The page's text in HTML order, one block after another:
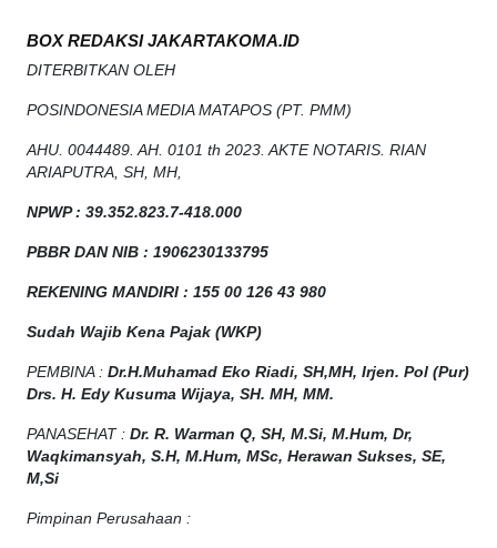
BOX REDAKSI JAKARTAKOMA.ID
DITERBITKAN OLEH
POSINDONESIA MEDIA MATAPOS (PT. PMM)
AHU. 0044489. AH. 0101 th 2023. AKTE NOTARIS. RIAN
ARIAPUTRA, SH, MH,
NPWP: 39.352.823.7-418.000
PBBR DAN NIB : 1906230133795
REKENING MANDIRI : 155 00 126 43 980
Sudah Wajib Kena Pajak (WKP)
PEMBINA : Dr.H.Muhamad Eko Riadi, SH,MH, Irjen. Pol (Pur)
Drs. H. Edy Kusuma Wijaya, SH. MH, MM.
PANASEHAT : Dr. R. Warman Q, SH, M.Si, M.Hum, Dr,
Waqkimansyah, S.H, M.Hum, MSc, Herawan Sukses, SE,
M,Si
Pimpinan Perusahaan :